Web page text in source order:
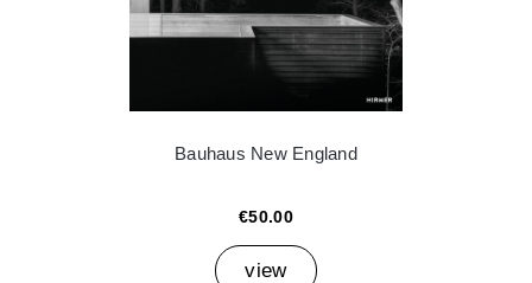
Bauhaus New England
€50.00
view